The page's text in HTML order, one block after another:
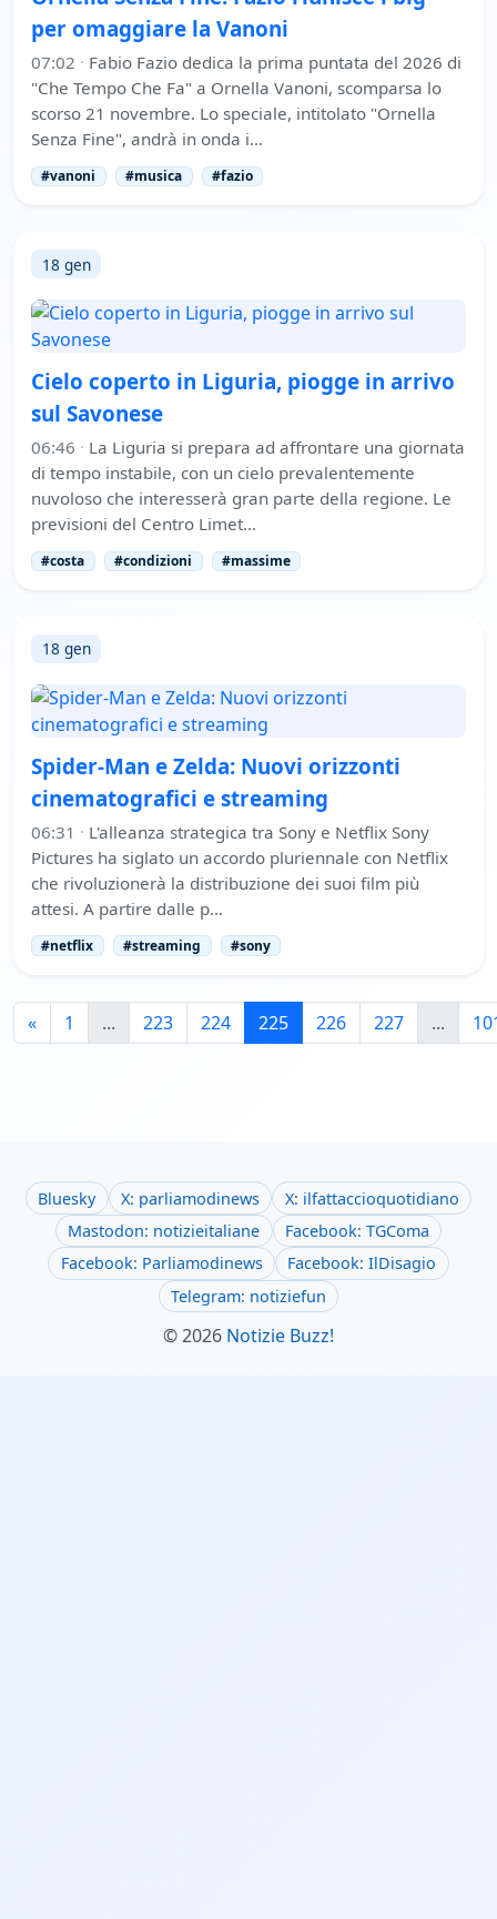
per omaggiare la Vanoni
07:02 · Fabio Fazio dedica la prima puntata del 2026 di
"Che Tempo Che Fa" a Ornella Vanoni, scomparsa lo
scorso 21 novembre. Lo speciale, intitolato "Ornella
Senza Fine", andrà in onda i…
#vanoni #musica #fazio
18 gen
Cielo coperto in Liguria, piogge in arrivo
sul Savonese
06:46 · La Liguria si prepara ad affrontare una giornata
di tempo instabile, con un cielo prevalentemente
nuvoloso che interesserà gran parte della regione. Le
previsioni del Centro Limet…
#costa #condizioni #massime
18 gen
Spider-Man e Zelda: Nuovi orizzonti
cinematografici e streaming
06:31 · L'alleanza strategica tra Sony e Netflix Sony
Pictures ha siglato un accordo pluriennale con Netflix
che rivoluzionerà la distribuzione dei suoi film più
attesi. A partire dalle p…
#netflix #streaming #sony
« 1 ... 223 224 225 226 227 ...
Bluesky X: parliamodinews
X: ilfattaccioquotidiano
Mastodon: notizieitaliane
Facebook: TGComa
Facebook: Parliamodinews
Facebook: IlDisagio
Telegram: notiziefun
© 2026 Notizie Buzz!